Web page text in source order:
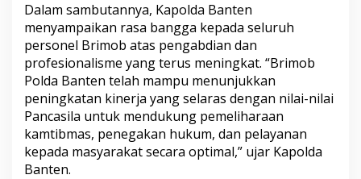
Dalam sambutannya, Kapolda Banten
menyampaikan rasa bangga kepada seluruh
personel Brimob atas pengabdian dan
profesionalisme yang terus meningkat. “Brimob
Polda Banten telah mampu menunjukkan
peningkatan kinerja yang selaras dengan nilai-nilai
Pancasila untuk mendukung pemeliharaan
kamtibmas, penegakan hukum, dan pelayanan
kepada masyarakat secara optimal,” ujar Kapolda
Banten.